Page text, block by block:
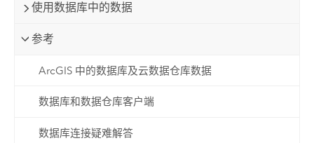
使用数据库中的数据
参考
ArcGIS 中的数据库及云数据仓库数据
数据库和数据仓库客户端
数据库连接疑难解答